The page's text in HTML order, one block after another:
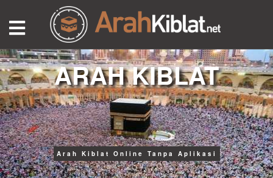
ARAH KIBLAT
Arah Kiblat Online Tanpa Aplikasi